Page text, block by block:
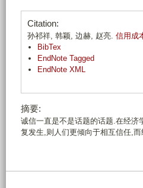
Citation:
孙祁祥, 韩颖, 边赫, 赵亮. 信用成
BibTex
EndNote Tagged
EndNote XML
摘要:
诚信一直是不是话题的话题.在经
复发生,则人们更倾向于相互信任,